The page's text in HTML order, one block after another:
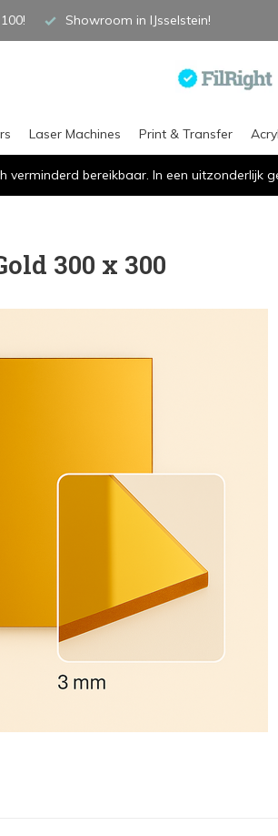
Showroom in IJsselstein!
Laser Machines Print & Transfer
bereikbaar. In een
300 x 300